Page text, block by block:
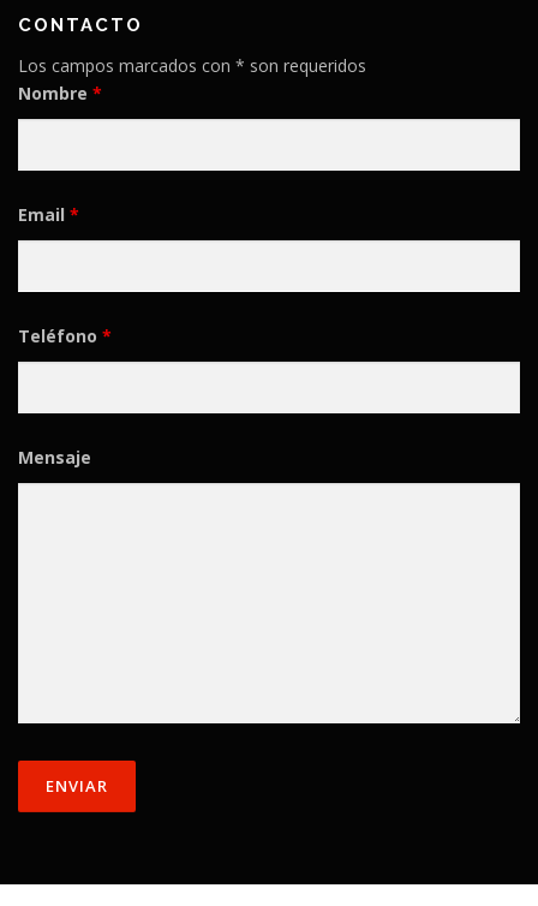
CONTACTO
Los campos marcados con * son requeridos
Nombre *
Email *
Teléfono *
Mensaje